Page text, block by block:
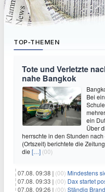
TOP-THEMEN
Tote und Verletzte
nahe Bangkok
Bei
ein
Über
herrschte in den Stunden
(Ortszeit) berichtete die
die […] (00)
07.08. 09:38 | (00) Mindestens
07.08. 09:33 | (00) Dax startet
07.08. 09:26 | (00) Ständig